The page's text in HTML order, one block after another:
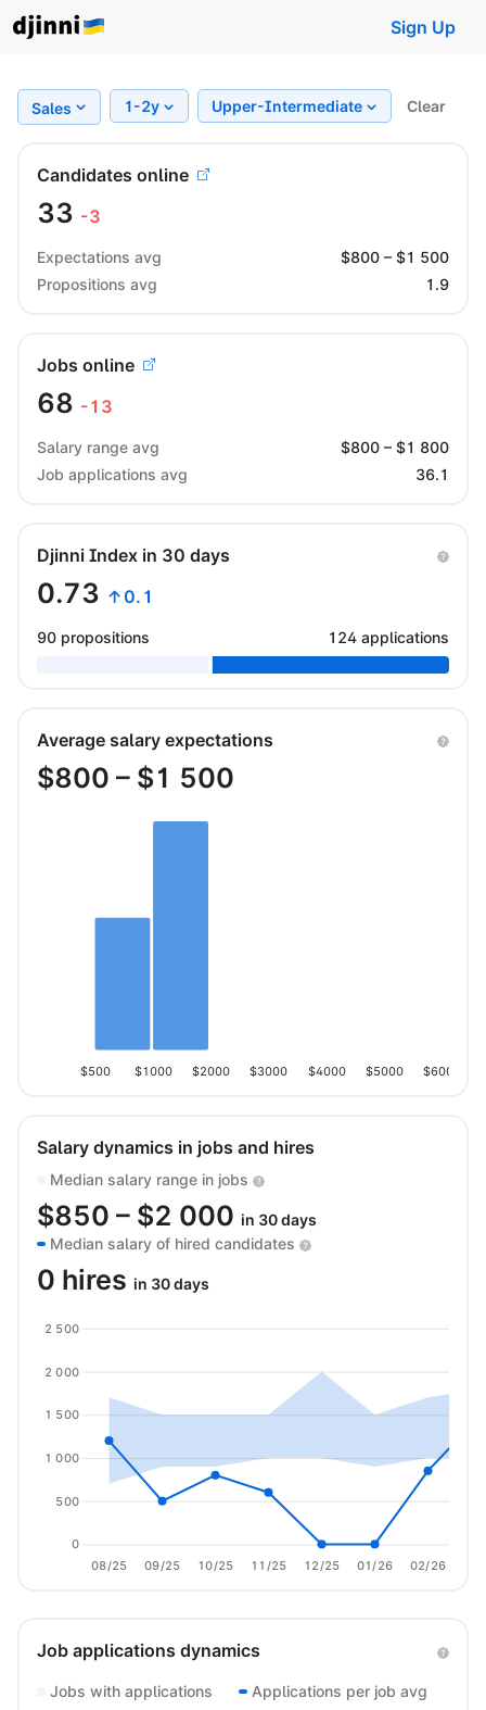
Sign Up
Sales 1-2y Upper-Intermediate Region
Clear
Candidates online
33 -3
Expectations avg $800 – $1 500
Propositions avg
1.9
Jobs online
68 -13
Salary range avg $800 – $1 800
Job applications avg
36.1
Djinni Index in 30 days
0.73 ↑0.1
90 propositions 124 applications
Average salary expectations
$800 – $1 500
$500 $1000 $2000 $3000 $4000 $5000 $6000
Salary dynamics in jobs and hires
Median salary range in jobs
$850 – $2 000 in 30 days
Median salary of hired candidates
0 hires in 30 days
08/25 09/25 10/25 11/25 12/25 01/26 02/26
0
500
1 000
1 500
2 000
2 500
Job applications dynamics
Jobs with applications Applications per job avg